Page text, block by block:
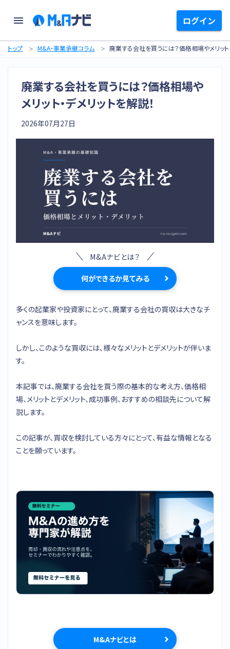
ログイン
トップ M&A・事業承継コラム 廃業する会社を買うには？価格相場やメリット
廃業する会社を買うには？価格相場や
メリット・デメリットを解説！
2026年07月27日
M&Aナビとは？
何ができるか見てみる
多くの起業家や投資家にとって、廃業する会社の買収は大きなチ
ャンスを意味します。
しかし、このような買収には、様々なメリットとデメリットが伴いま
す。
本記事では、廃業する会社を買う際の基本的な考え方、価格相
場、メリットとデメリット、成功事例、おすすめの相談先について解
説します。
この記事が、買収を検討している方々にとって、有益な情報となる
ことを願っています。
M&Aナビとは